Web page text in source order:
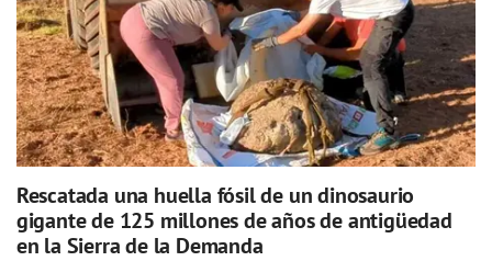
Rescatada una huella fósil de un dinosaurio
gigante de 125 millones de años de antigüedad
en la Sierra de la Demanda